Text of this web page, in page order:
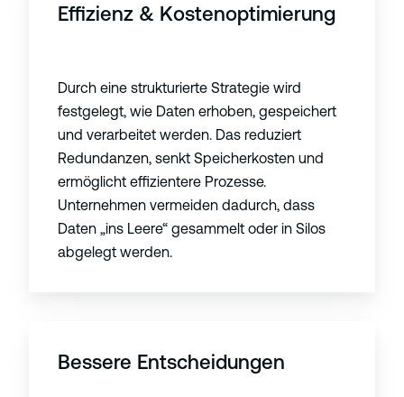
Effizienz & Kostenoptimierung
Durch eine strukturierte Strategie wird
festgelegt, wie Daten erhoben, gespeichert
und verarbeitet werden. Das reduziert
Redundanzen, senkt Speicherkosten und
ermöglicht effizientere Prozesse.
Unternehmen vermeiden dadurch, dass
Daten „ins Leere“ gesammelt oder in Silos
abgelegt werden.
Bessere Entscheidungen